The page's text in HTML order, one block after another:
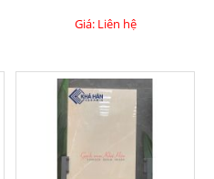
Giá: Liên hệ